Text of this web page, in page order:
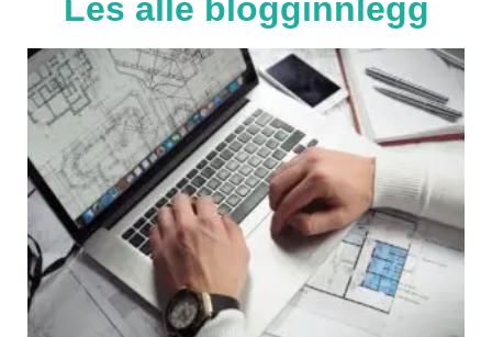
Les alle blogginnlegg